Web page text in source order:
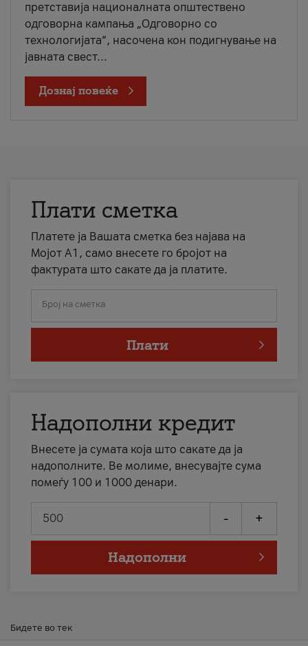
претставија националната општествено
одговорна кампања „Одговорно со
технологијата“, насочена кон подигнување на
јавната свест...
Дознај повеќе
Плати сметка
Платете ја Вашата сметка без најава на
Мојот А1, само внесете го бројот на
фактурата што сакате да ја платите.
Број на сметка
Плати
Надополни кредит
Внесете ја сумата која што сакате да ја
надополните. Ве молиме, внесувајте сума
помеѓу 100 и 1000 денари.
- +
Надополни
Бидете во тек